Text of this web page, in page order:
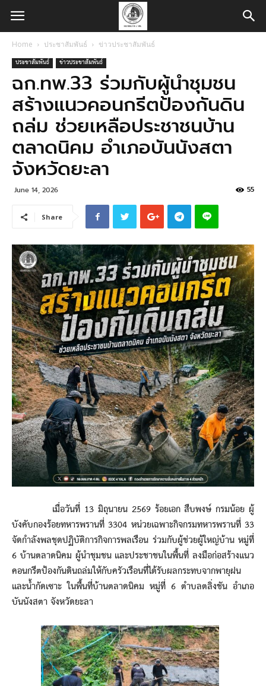
Home ประชาสัมพันธ์ ข่าวประชาสัมพันธ์
ประชาสัมพันธ์ ข่าวประชาสัมพันธ์
ฉก.ทพ.33 ร่วมกับผู้นำชุมชน
สร้างแนวคอนกรีตป้องกันดิน
ถล่ม ช่วยเหลือประชาชนบ้าน
ตลาดนิคม อำเภอบันนังสตา
จังหวัดยะลา
June 14, 2026 55
Share
เมื่อวันที่ 13 มิถุนายน 2569 ร้อยเอก สืบพงษ์ กรมน้อย ผู้
บังคับกองร้อยทหารพรานที่ 3304 หน่วยเฉพาะกิจกรมทหารพรานที่ 33
จัดกำลังพลชุดปฏิบัติการกิจการพลเรือน ร่วมกับผู้ช่วยผู้ใหญ่บ้าน หมู่ที่
6 บ้านตลาดนิคม ผู้นำชุมชน และประชาชนในพื้นที่ ลงมือก่อสร้างแนว
คอนกรีตป้องกันดินถล่มให้กับครัวเรือนที่ได้รับผลกระทบจากพายุฝน
และน้ำกัดเซาะ ในพื้นที่บ้านตลาดนิคม หมู่ที่ 6 ตำบลตลิ่งชัน อำเภอ
บันนังสตา จังหวัดยะลา